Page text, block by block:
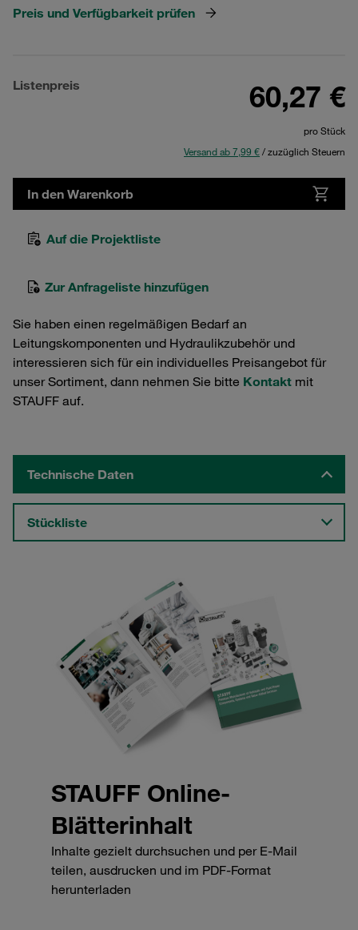
Preis und Verfügbarkeit prüfen
Listenpreis 60,27 €
pro Stück
Versand ab 7,99 €/ zuzüglich Steuern
In den Warenkorb
Auf die Projektliste
Zur Anfrageliste hinzufügen
Sie haben einen regelmäßigen Bedarf an
Leitungskomponenten und Hydraulikzubehör und
interessieren sich für ein individuelles Preisangebot für
unser Sortiment, dann nehmen Sie bitte Kontakt mit
STAUFF auf.
Technische Daten
Stückliste
STAUFF Online-
Blätterinhalt
Inhalte gezielt durchsuchen und per E-Mail
teilen, ausdrucken und im PDF-Format
herunterladen